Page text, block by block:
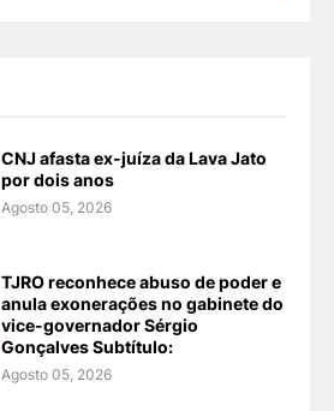
CNJ afasta ex-juíza da Lava Jato
por dois anos
Agosto 05, 2026
TJRO reconhece abuso de poder e
anula exonerações no gabinete do
vice-governador Sérgio
Gonçalves Subtítulo:
Agosto 05, 2026